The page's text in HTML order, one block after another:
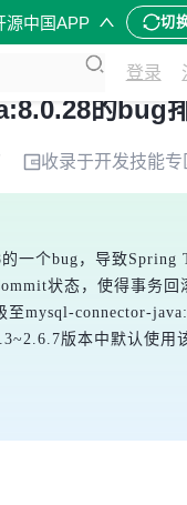
源中国APP 切
登录
的bug
收录于开发技能专
一个bug，导致Spring
状态，使得事务
mysql-connector-
版本中默认使用